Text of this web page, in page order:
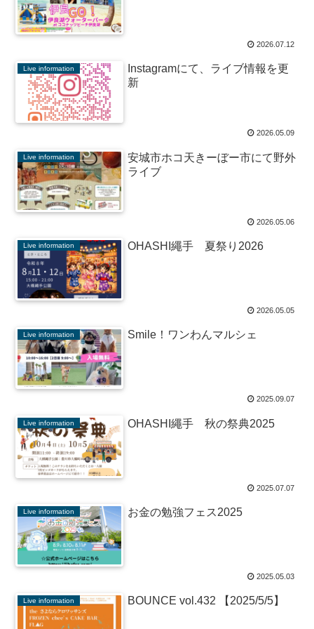
2026.07.12
Live information
Instagramにて、ライブ情報を更
新
2026.05.09
Live information
安城市ホコ天きーぼー市にて野外
ライブ
2026.05.06
Live information OHASHI繩手 夏祭り2026
2026.05.05
Live information Smile！ワンわんマルシェ
2025.09.07
Live information OHASHI繩手 秋の祭典2025
2025.07.07
Live information お金の勉強フェス2025
2025.05.03
Live information BOUNCE vol.432 【2025/5/5】